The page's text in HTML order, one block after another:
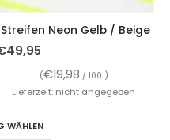
Neon Gelb / Beige
49,95
(€19,98 / 100 )
Lieferzeit: nicht angegeben
WÄHLEN